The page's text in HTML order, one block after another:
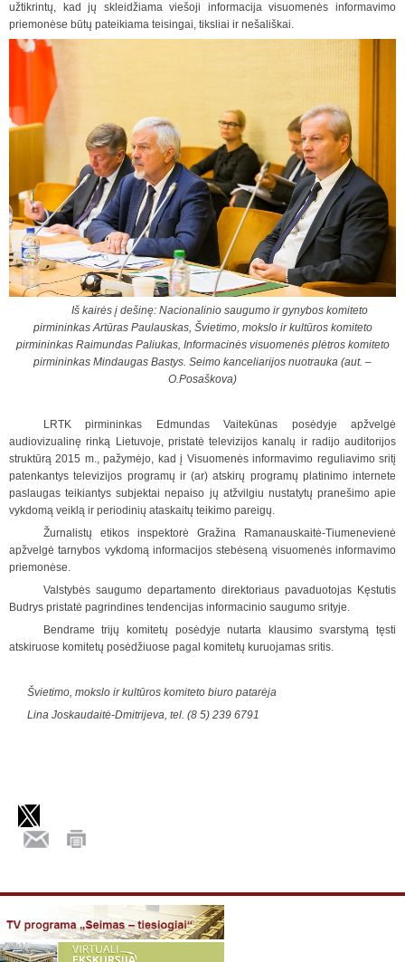
užtikrintų, kad jų skleidžiama viešoji informacija visuomenės informavimo
priemonėse būtų pateikiama teisingai, tiksliai ir nešališkai.
Iš kairės į dešinę: Nacionalinio saugumo ir gynybos komiteto
pirmininkas Artūras Paulauskas, Švietimo, mokslo ir kultūros komiteto
pirmininkas Raimundas Paliukas, Informacinės visuomenės plėtros komiteto
pirmininkas Mindaugas Bastys. Seimo kanceliarijos nuotrauka (aut. –
O.Posaškova)
LRTK pirmininkas Edmundas Vaitekūnas posėdyje apžvelgė
audiovizualinę rinką Lietuvoje, pristatė televizijos kanalų ir radijo auditorijos
struktūrą 2015 m., pažymėjo, kad į Visuomenės informavimo reguliavimo sritį
patenkantys televizijos programų ir (ar) atskirų programų platinimo internete
paslaugas teikiantys subjektai nepaiso jų atžvilgiu nustatytų pranešimo apie
vykdomą veiklą ir periodinių ataskaitų teikimo pareigų.
Žurnalistų etikos inspektorė Gražina Ramanauskaitė-Tiumenevienė
apžvelgė tarnybos vykdomą informacijos stebėseną visuomenės informavimo
priemonėse.
Valstybės saugumo departamento direktoriaus pavaduotojas Kęstutis
Budrys pristatė pagrindines tendencijas informacinio saugumo srityje.
Bendrame trijų komitetų posėdyje nutarta klausimo svarstymą tęsti
atskiruose komitetų posėdžiuose pagal komitetų kuruojamas sritis.
Švietimo, mokslo ir kultūros komiteto biuro patarėja
Lina Joskaudaitė-Dmitrijeva, tel. (8 5) 239 6791